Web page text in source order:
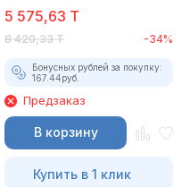
5 575,63 T
8 420,33 T -34%
Бонусных рублей за покупку:
167.44руб.
Предзаказ
В корзину
Купить в 1 клик